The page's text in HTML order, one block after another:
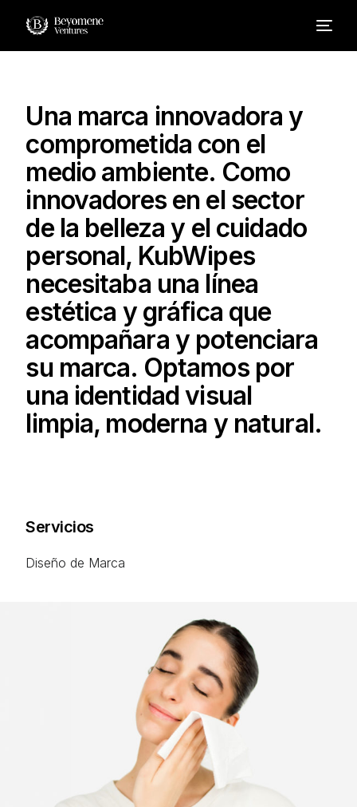
Una marca innovadora y
comprometida con el
medio ambiente. Como
innovadores en el sector
de la belleza y el cuidado
personal, KubWipes
necesitaba una línea
estética y gráfica que
acompañara y potenciara
su marca. Optamos por
una identidad visual
limpia, moderna y natural.
Servicios
Diseño de Marca
Sobre Nosotros
Servicios
Proyectos
Ecosistema
Contacto
Español